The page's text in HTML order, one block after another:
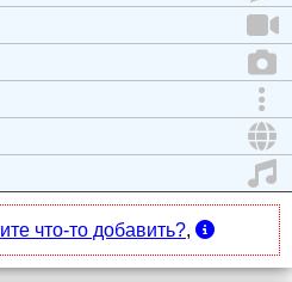
что-то добавить?,